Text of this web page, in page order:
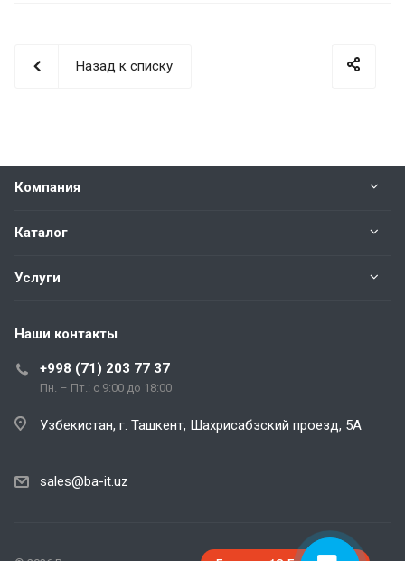
Назад к списку
Компания
Каталог
Услуги
Наши контакты
+998 (71) 203 77 37
Пн. – Пт.: с 9:00 до 18:00
Узбекистан, г. Ташкент, Шахрисабзский проезд, 5А
sales@ba-it.uz